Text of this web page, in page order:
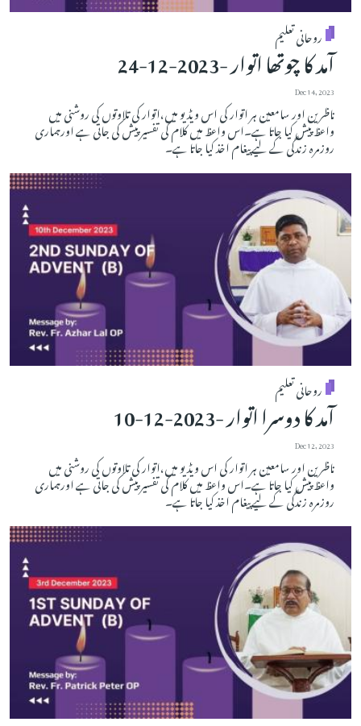
روحانی تعلیم
آمد کا چوتھا اتوار -2023-12-24
Dec 14, 2023
ناظرین اور سامعین ہر اتوار کی اس ویڈیو میں،اتوار کی تلاوتوں کی روشنی میں
واعظ پیش کیا جاتا ہے۔اس واعظ میں کلام کی تفسیر پیش کی جاتی ہے اورہماری
روزمرہ زندگی کے لیے پیغام اخذ کیا جاتا ہے۔
روحانی تعلیم
آمد کا دوسرا اتوار -2023-12-10
Dec 12, 2023
ناظرین اور سامعین ہر اتوار کی اس ویڈیو میں،اتوار کی تلاوتوں کی روشنی میں
واعظ پیش کیا جاتا ہے۔اس واعظ میں کلام کی تفسیر پیش کی جاتی ہے اورہماری
روزمرہ زندگی کے لیے پیغام اخذ کیا جاتا ہے۔